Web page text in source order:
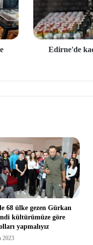
Edirne'de
68 ülke gezen Gürkan
kültürümüze göre
yapmalıyız
2023